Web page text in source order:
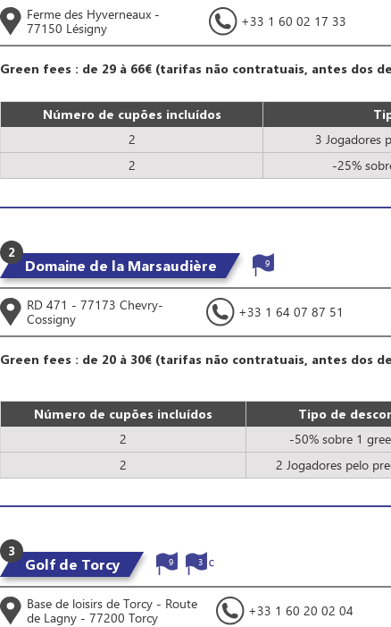
Ferme des Hyverneaux -
77150 Lésigny
+33 1 60 02 17 33
Green fees : de 29 à 66€ (tarifas não contratuais, antes dos
Número de cupões incluídos
2
3 Jogadores
2
-25%
2
Domaine de la Marsaudière 9
RD 471 - 77173 Chevry-
Cossigny
+33 1 64 07 87 51
Green fees : de 20 à 30€ (tarifas não contratuais, antes dos
Número de cupões incluídos Tipo de
2
-50% sobre 1
2
2 Jogadores pelo
3
Golf de Torcy 9 3
Base de loisirs de Torcy - Route
de Lagny - 77200 Torcy
+33 1 60 20 02 04